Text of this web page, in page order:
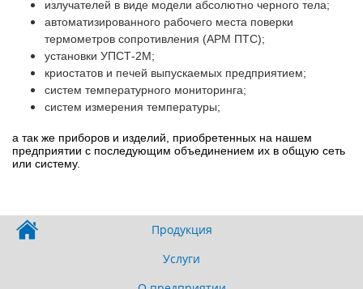
излучателей в виде модели абсолютно черного тела;
автоматизированного рабочего места поверки
термометров сопротивления (АРМ ПТС);
установки УПСТ-2М;
криостатов и печей выпускаемых предприятием;
систем температурного мониторинга;
систем измерения температуры;
а так же приборов и изделий, приобретенных на нашем
предприятии с последующим объединением их в общую сеть
или систему.
Продукция
Услуги